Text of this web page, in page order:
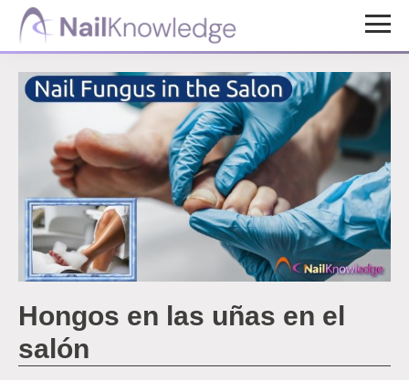
Saltar
principal
Saltar
Conocimientos
de
uñas
Hongos en las uñas en el
salón